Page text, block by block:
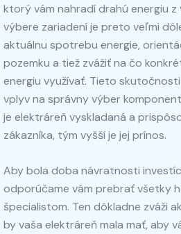
ktorý vám nahradí drahú energiu z
výbere zariadení je preto veľmi
aktuálnu spotrebu energie,
pozemku a tiež zvážiť na čo
energiu využívať. Tieto
vplyv na správny výber
je elektráreň vyskladaná a
zákazníka, tým vyšší je jej prínos.
Aby bola doba návratnosti
odporúčame vám prebrať všetky
špecialistom. Ten dôkladne zváži
by vaša elektráreň mala mať, aby